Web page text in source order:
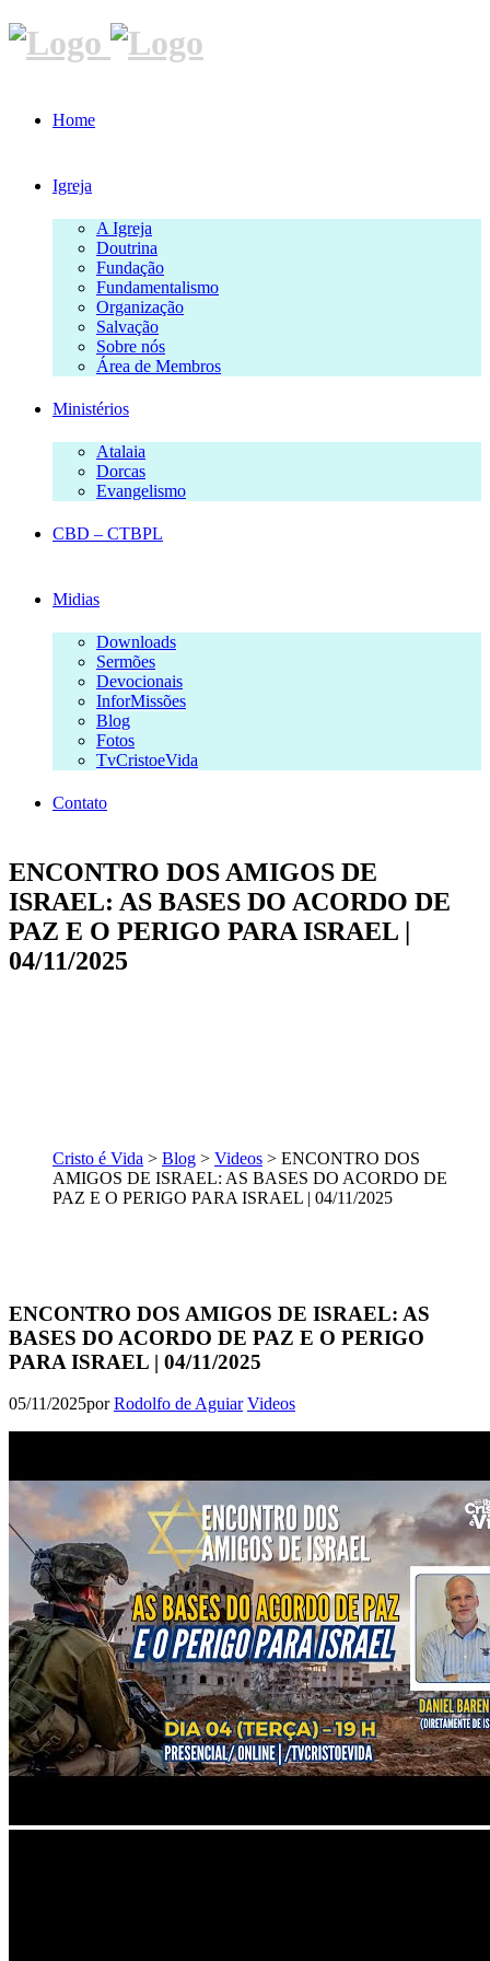
Home
Igreja
A Igreja
Doutrina
Fundação
Fundamentalismo
Organização
Salvação
Sobre nós
Área de Membros
Ministérios
Atalaia
Dorcas
Evangelismo
CBD – CTBPL
Midias
Downloads
Sermões
Devocionais
InforMissões
Blog
Fotos
TvCristoeVida
Contato
ENCONTRO DOS AMIGOS DE
ISRAEL: AS BASES DO ACORDO DE
PAZ E O PERIGO PARA ISRAEL |
04/11/2025
Cristo é Vida > Blog > Videos > ENCONTRO DOS
AMIGOS DE ISRAEL: AS BASES DO ACORDO DE
PAZ E O PERIGO PARA ISRAEL | 04/11/2025
ENCONTRO DOS AMIGOS DE ISRAEL: AS
BASES DO ACORDO DE PAZ E O PERIGO
PARA ISRAEL | 04/11/2025
05/11/2025porRodolfo de Aguiar Videos